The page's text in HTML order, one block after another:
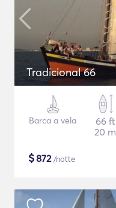
Tradicional 66
Barca a vela
66 ft
20 m
$872/notte